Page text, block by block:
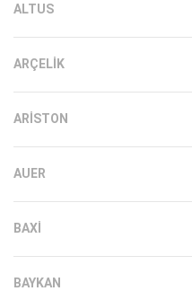
ALTUS
ARÇELIK
ARISTON
AUER
BAXI
BAYKAN